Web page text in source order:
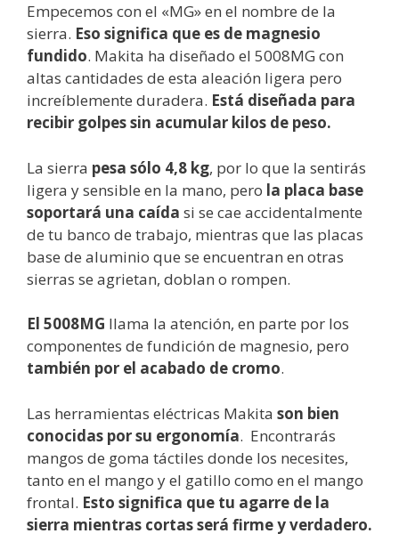
Empecemos con el «MG» en el nombre de la
sierra. Eso significa que es de magnesio
fundido. Makita ha diseñado el 5008MG con
altas cantidades de esta aleación ligera pero
increíblemente duradera. Está diseñada para
recibir golpes sin acumular kilos de peso.
La sierra pesa sólo 4,8 kg, por lo que la sentirás
ligera y sensible en la mano, pero la placa base
soportará una caída si se cae accidentalmente
de tu banco de trabajo, mientras que las placas
base de aluminio que se encuentran en otras
sierras se agrietan, doblan o rompen.
El 5008MG llama la atención, en parte por los
componentes de fundición de magnesio, pero
también por el acabado de cromo.
Las herramientas eléctricas Makita son bien
conocidas por su ergonomía. Encontrarás
mangos de goma táctiles donde los necesites,
tanto en el mango y el gatillo como en el mango
frontal. Esto significa que tu agarre de la
sierra mientras cortas será firme y verdadero.